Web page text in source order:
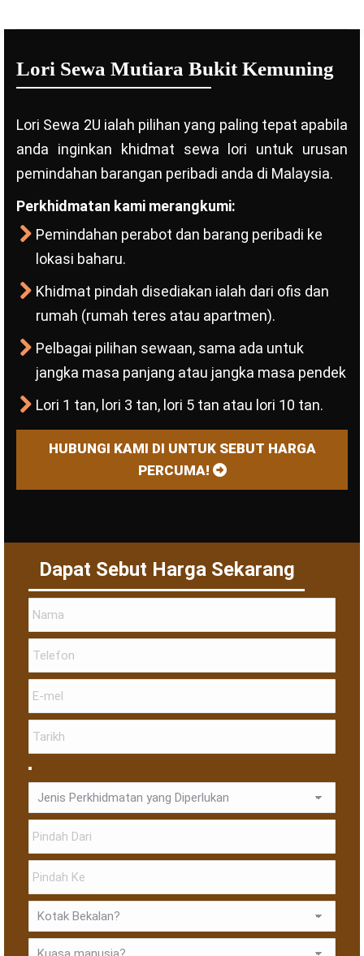
Lori Sewa Mutiara Bukit Kemuning
Lori Sewa 2U ialah pilihan yang paling tepat apabila
anda inginkan khidmat sewa lori untuk urusan
pemindahan barangan peribadi anda di Malaysia.
Perkhidmatan kami merangkumi:
Pemindahan perabot dan barang peribadi ke
lokasi baharu.
Khidmat pindah disediakan ialah dari ofis dan
rumah (rumah teres atau apartmen).
Pelbagai pilihan sewaan, sama ada untuk
jangka masa panjang atau jangka masa pendek
Lori 1 tan, lori 3 tan, lori 5 tan atau lori 10 tan.
HUBUNGI KAMI DI UNTUK SEBUT HARGA
PERCUMA!
Dapat Sebut Harga Sekarang